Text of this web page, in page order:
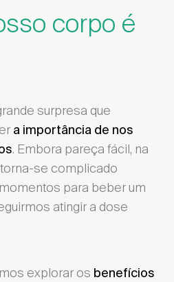
corpo é
surpresa que
a importância de nos
. Embora pareça fácil, na
se complicado
para beber um
atingir a dose
explorar os benefícios